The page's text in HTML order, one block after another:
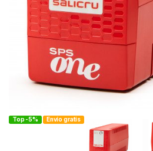
Top -5% Envío gratis